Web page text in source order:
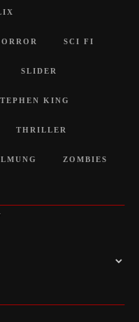
SCI FI
SLIDER
KING
THRILLER
ZOMBIES